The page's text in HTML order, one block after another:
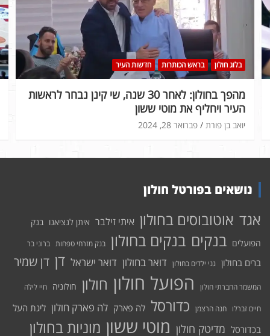
בלוג חולון בראש הכותרות חדשות העיר
מהפך בחולון: לאחר 30 שנה, שי קינן נבחר לראשות
העיר ויחליף את מוטי ששון
פברואר 28, 2024 יואב בן פורת
נושאים בפורטל חולון
אגד אוטובוסים בחולון איתי זילבר איתן לנציאנו בנק
הפועלים בנקים בנקים בחולון בנק מזרחי טפחות ברוני בר
ברים בחולון גני ילדים בחולון דואר בחולון דואר ישראל דן דן שמיר
המשמר החברתי חולון הפועל חולון חולון חולוניה חיי לילה
חיים זברלו חנה הרצמן כדורסל לה פארק לה פארק חולון ליגת העל
בכדורסל מדיטק חולון מוטי ששון מוניות בחולון